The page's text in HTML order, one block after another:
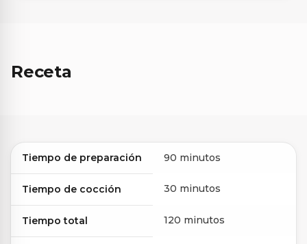
Receta
Tiempo de preparación 90 minutos
Tiempo de cocción 30 minutos
Tiempo total 120 minutos